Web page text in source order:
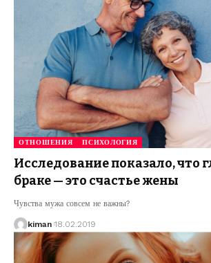
ОТНОШЕНИЯ ПСИХОЛОГИЯ
Исследование показало, что
браке — это счастье жены
Чувства мужа совсем не важны?
kiman 18.02.2019